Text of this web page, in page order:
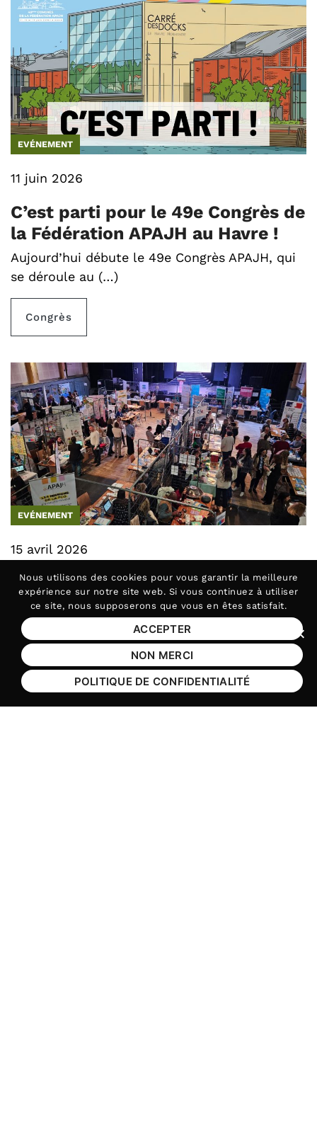
EVÉNEMENT
11 juin 2026
C’est parti pour le 49e Congrès de
la Fédération APAJH au Havre !
Aujourd’hui débute le 49e Congrès APAJH, qui
se déroule au (…)
Congrès
EVÉNEMENT
15 avril 2026
Les TND, si on en parlait ?
Les troubles du neurodéveloppement (TND)
concernent 1 personne sur 6 (…)
handicap TND
Nous utilisons des cookies pour vous garantir la meilleure
expérience sur notre site web. Si vous continuez à utiliser
ce site, nous supposerons que vous en êtes satisfait.
ACCEPTER
NON MERCI
POLITIQUE DE CONFIDENTIALITÉ